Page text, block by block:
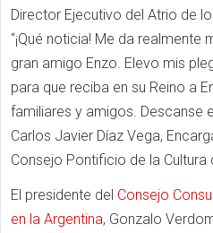
Director Ejecutivo del Atrio de
“¡Qué noticia! Me da
gran amigo Enzo. Elevo mis
para que reciba en su Reino a
familiares y amigos. Descanse
Carlos Javier Díaz Vega,
Consejo Pontificio de la Cultura
El presidente del Consejo
en la Argentina, Gonzalo